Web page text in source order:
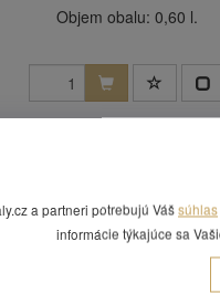
Objem obalu: 0,60 l.
0,27 €
sú v € bez DPH
a partneri potrebujú Vášsúhlas
informácie týkajúce sa